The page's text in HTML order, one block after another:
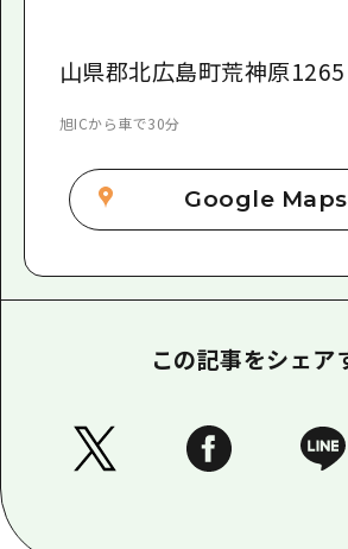
山県郡北広島町荒神原
旭ICから車で30分
Google Maps
この記事をシェア